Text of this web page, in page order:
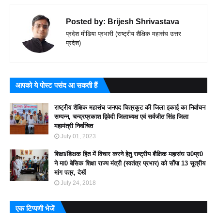
Posted by: Brijesh Shrivastava
प्रदेश मीडिया प्रभारी (राष्ट्रीय शैक्षिक महासंघ उत्तर
प्रदेश)
आपको ये पोस्ट पसंद आ सकती हैं
राष्ट्रीय शैक्षिक महासंघ जनपद चित्रकूट की जिला इकाई का निर्वाचन
सम्पन्न, चन्द्रप्रकाश द्विवेदी जिलाध्यक्ष एवं सर्वजीत सिंह जिला
महामंत्री निर्वाचित
July 01, 2023
शिक्षा/शिक्षक हित में विचार करने हेतु राष्ट्रीय शैक्षिक महासंघ उ0प्र0
ने मा0 बेसिक शिक्षा राज्य मंत्री (स्वतंत्र प्रभार) को सौंपा 13 सूत्रीय
मांग पत्र, देखें
July 24, 2018
एक टिप्पणी भेजें